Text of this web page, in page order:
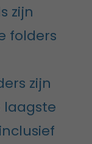
zijn
folders
zijn
laagste